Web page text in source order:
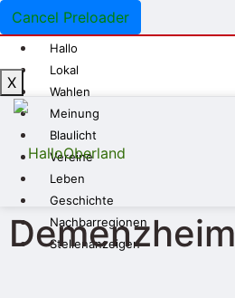
Cancel Preloader
Hallo
Lokal
Wahlen
Meinung
Blaulicht
Vereine
Leben
Geschichte
Nachbarregionen
Stellenanzeigen
X
Demenzheim